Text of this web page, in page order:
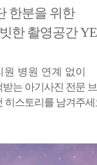
한분을 위한
한 촬영공간
원 병원 연계 없이
는 아기사진 전문
히스토리를 남겨주세